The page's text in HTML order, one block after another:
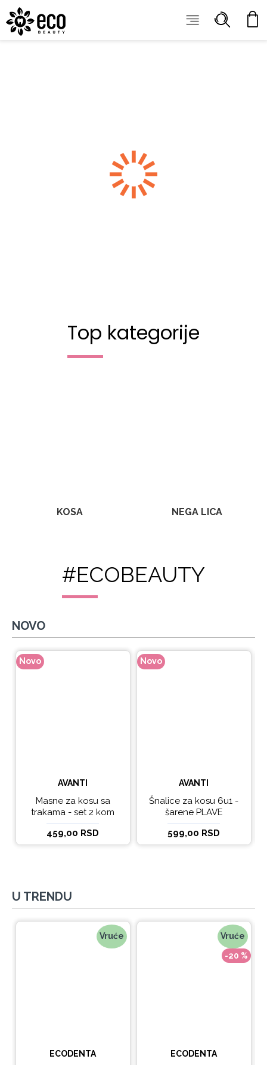
ECOBEAUTY
Top kategorije
KOSA NEGA LICA
#ECOBEAUTY
NOVO
Novo
AVANTI
Masne za kosu sa
trakama - set 2 kom
459,00 RSD
Novo
AVANTI
Šnalice za kosu 6u1 -
šarene PLAVE
599,00 RSD
U TRENDU
Vruće
ECODENTA
Vruće
-20 %
ECODENTA